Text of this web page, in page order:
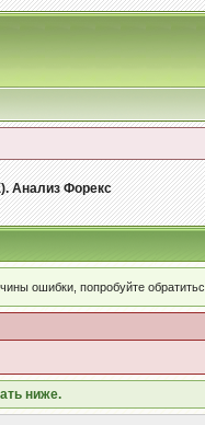
Анализ Форекс
ошибки, попробуйте
ниже.